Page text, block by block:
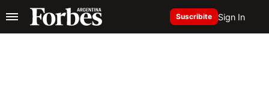
Suscribite Sign In